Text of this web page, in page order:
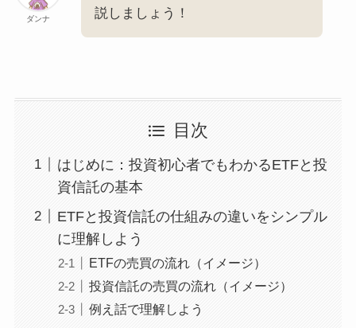
ダンナ
説しましょう！
目次
はじめに：投資初心者でもわかるETFと投
資信託の基本
ETFと投資信託の仕組みの違いをシンプル
に理解しよう
ETFの売買の流れ（イメージ）
投資信託の売買の流れ（イメージ）
例え話で理解しよう